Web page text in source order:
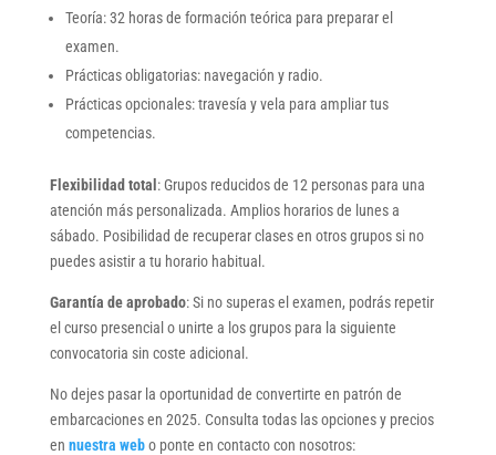
Teoría: 32 horas de formación teórica para preparar el
examen.
Prácticas obligatorias: navegación y radio.
Prácticas opcionales: travesía y vela para ampliar tus
competencias.
Flexibilidad total : Grupos reducidos de 12 personas para una
atención más personalizada. Amplios horarios de lunes a
sábado. Posibilidad de recuperar clases en otros grupos si no
puedes asistir a tu horario habitual.
Garantía de aprobado: Si no superas el examen, podrás repetir
el curso presencial o unirte a los grupos para la siguiente
convocatoria sin coste adicional.
No dejes pasar la oportunidad de convertirte en patrón de
embarcaciones en 2025. Consulta todas las opciones y precios
en nuestra webo ponte en contacto con nosotros: